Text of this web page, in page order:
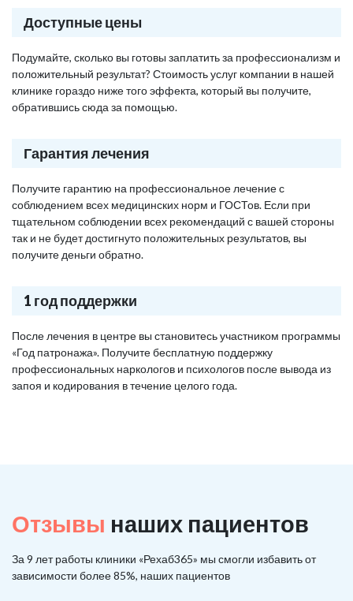
Доступные цены
Подумайте, сколько вы готовы заплатить за профессионализм и
положительный результат? Стоимость услуг компании в нашей
клинике гораздо ниже того эффекта, который вы получите,
обратившись сюда за помощью.
Гарантия лечения
Получите гарантию на профессиональное лечение с
соблюдением всех медицинских норм и ГОСТов. Если при
тщательном соблюдении всех рекомендаций с вашей стороны
так и не будет достигнуто положительных результатов, вы
получите деньги обратно.
1 год поддержки
После лечения в центре вы становитесь участником программы
«Год патронажа». Получите бесплатную поддержку
профессиональных наркологов и психологов после вывода из
запоя и кодирования в течение целого года.
Отзывы наших пациентов
За 9 лет работы клиники «Рехаб365» мы смогли избавить от
зависимости более 85%, наших пациентов